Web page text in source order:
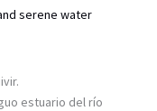
estuario del río